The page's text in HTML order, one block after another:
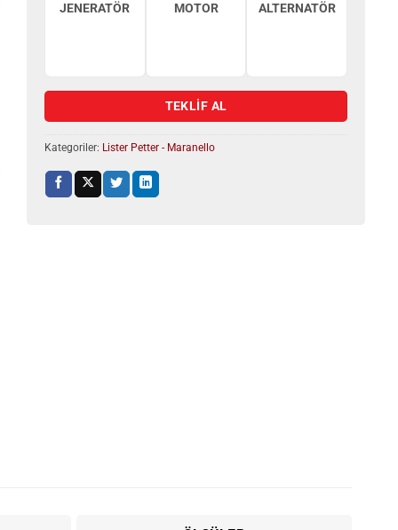
JENERATÖR MOTOR ALTERNATÖR
TEKLİF AL
Kategoriler: Lister Petter - Maranello